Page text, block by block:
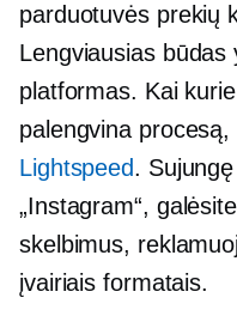
parduotuvės prekių
Lengviausias
platformas. Kai
palengvina procesą,
Lightspeed.
„Instagram“,
skelbimus,
įvairiais formatais.